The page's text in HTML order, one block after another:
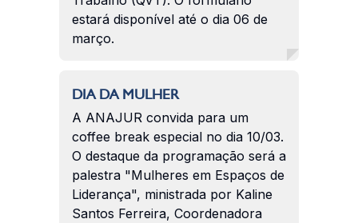
estará disponível até o dia 06 de
março.
DIA DA MULHER
A ANAJUR convida para um
coffee break especial no dia 10/03.
O destaque da programação será a
palestra "Mulheres em Espaços de
Liderança", ministrada por Kaline
Santos Ferreira, Coordenadora